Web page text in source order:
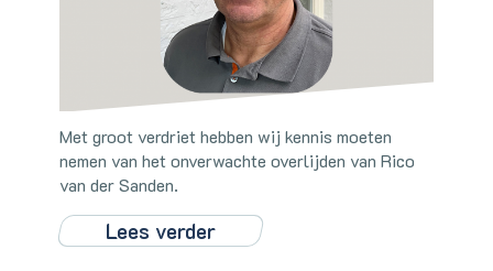
Met groot verdriet hebben wij kennis moeten
nemen van het onverwachte overlijden van Rico
van der Sanden.
Lees verder